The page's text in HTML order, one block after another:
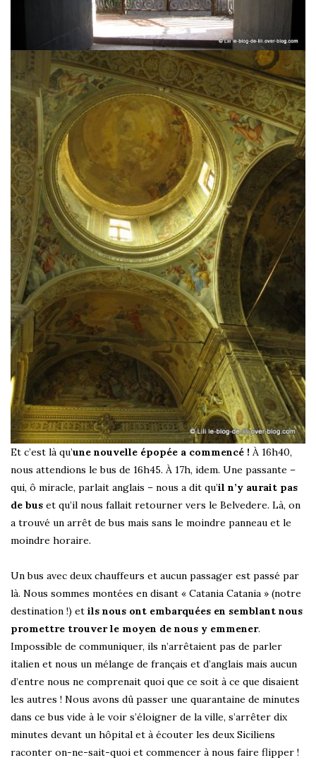
Et c’est là qu’une nouvelle épopée a commencé ! À 16h40,
nous attendions le bus de 16h45. À 17h, idem. Une passante –
qui, ô miracle, parlait anglais – nous a dit qu’il n’y aurait pas
de bus et qu’il nous fallait retourner vers le Belvedere. Là, on
a trouvé un arrêt de bus mais sans le moindre panneau et le
moindre horaire.
Un bus avec deux chauffeurs et aucun passager est passé par
là. Nous sommes montées en disant « Catania Catania » (notre
destination !) et ils nous ont embarquées en semblant nous
promettre trouver le moyen de nous y emmener.
Impossible de communiquer, ils n’arrêtaient pas de parler
italien et nous un mélange de français et d’anglais mais aucun
d’entre nous ne comprenait quoi que ce soit à ce que disaient
les autres ! Nous avons dû passer une quarantaine de minutes
dans ce bus vide à le voir s’éloigner de la ville, s’arrêter dix
minutes devant un hôpital et à écouter les deux Siciliens
raconter on-ne-sait-quoi et commencer à nous faire flipper !